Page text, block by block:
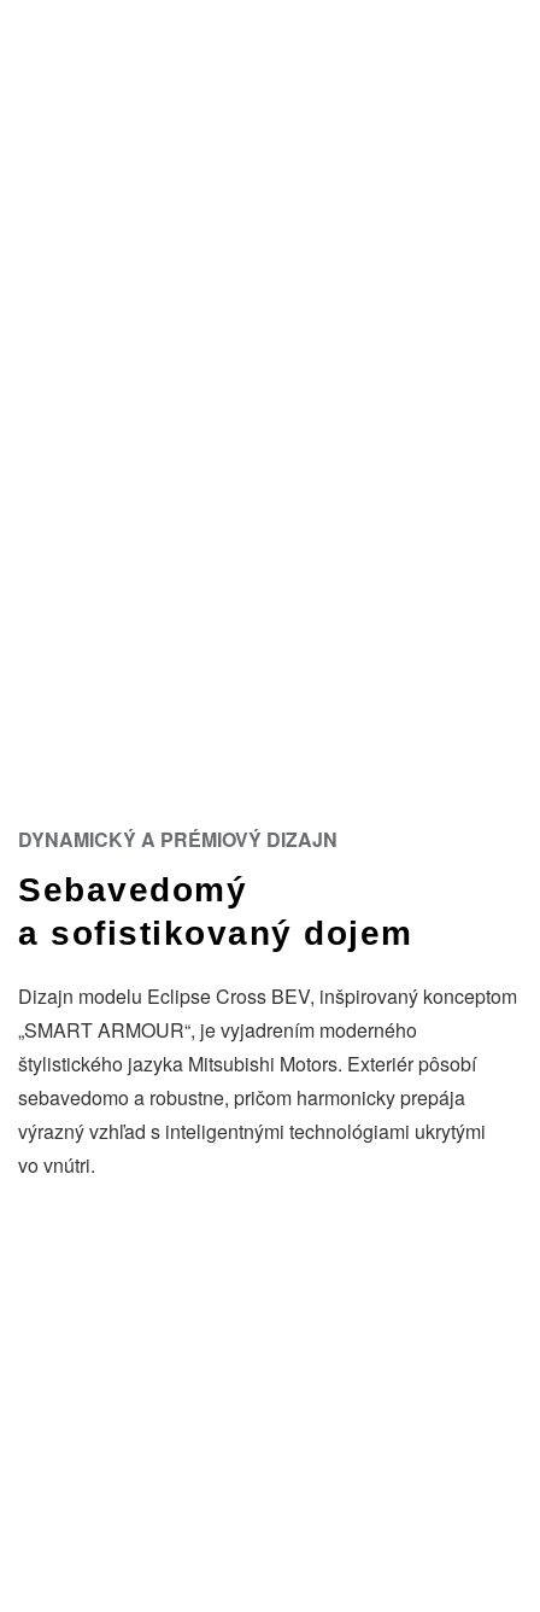
DYNAMICKÝ A PRÉMIOVÝ DIZAJN
Sebavedomý
a sofistikovaný dojem
Dizajn modelu Eclipse Cross BEV, inšpirovaný konceptom
„SMART ARMOUR“, je vyjadrením moderného
štylistického jazyka Mitsubishi Motors. Exteriér pôsobí
sebavedomo a robustne, pričom harmonicky prepája
výrazný vzhľad s inteligentnými technológiami ukrytými
vo vnútri.